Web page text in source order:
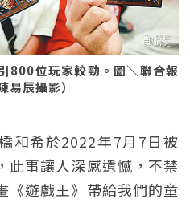
800位玩家較勁。圖＼聯合報
辰攝影）
和希於2022年7月7日被
此事讓人深感遺憾，不禁
《遊戲王》帶給我們的童